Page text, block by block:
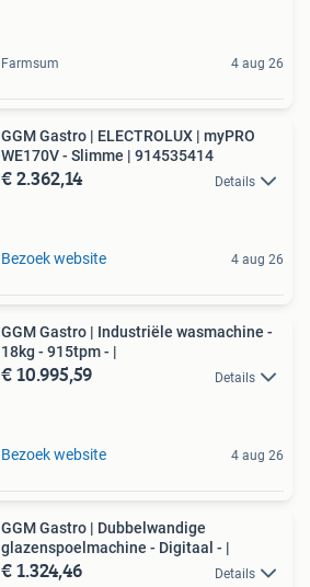
Farmsum 4 aug 26
GGM Gastro | ELECTROLUX | myPRO
WE170V - Slimme | 914535414
€ 2.362,14 Details
Bezoek website 4 aug 26
GGM Gastro | Industriële wasmachine -
18kg - 915tpm - |
€ 10.995,59 Details
Bezoek website 4 aug 26
GGM Gastro | Dubbelwandige
glazenspoelmachine - Digitaal - |
€ 1.324,46 Details